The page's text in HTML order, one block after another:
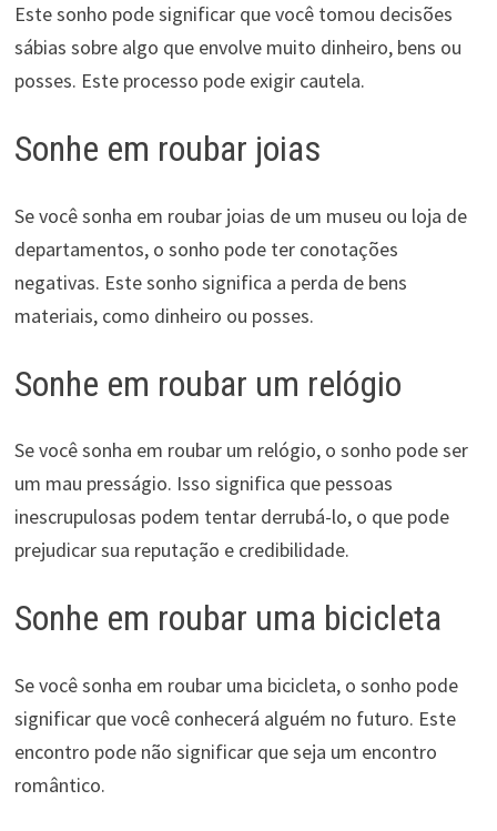
Este sonho pode significar que você tomou decisões
sábias sobre algo que envolve muito dinheiro, bens ou
posses. Este processo pode exigir cautela.
Sonhe em roubar joias
Se você sonha em roubar joias de um museu ou loja de
departamentos, o sonho pode ter conotações
negativas. Este sonho significa a perda de bens
materiais, como dinheiro ou posses.
Sonhe em roubar um relógio
Se você sonha em roubar um relógio, o sonho pode ser
um mau presságio. Isso significa que pessoas
inescrupulosas podem tentar derrubá-lo, o que pode
prejudicar sua reputação e credibilidade.
Sonhe em roubar uma bicicleta
Se você sonha em roubar uma bicicleta, o sonho pode
significar que você conhecerá alguém no futuro. Este
encontro pode não significar que seja um encontro
romântico.